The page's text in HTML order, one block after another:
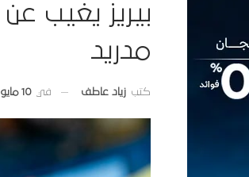
بيريز يغيب
مدريد
كتب زياد عاطف في 10 مايو 2026